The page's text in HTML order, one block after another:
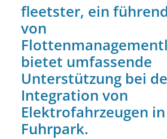
fleetster, ein
von
bietet umfassende
Unterstützung bei
Integration von
Elektrofahrzeugen
Fuhrpark.